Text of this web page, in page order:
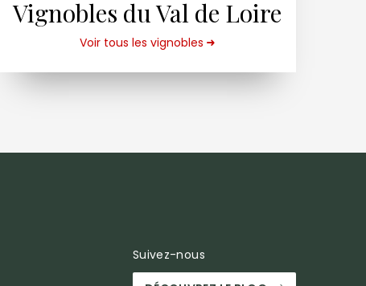
Vignobles du Val de Loire
Voir tous les vignobles
Suivez-nous